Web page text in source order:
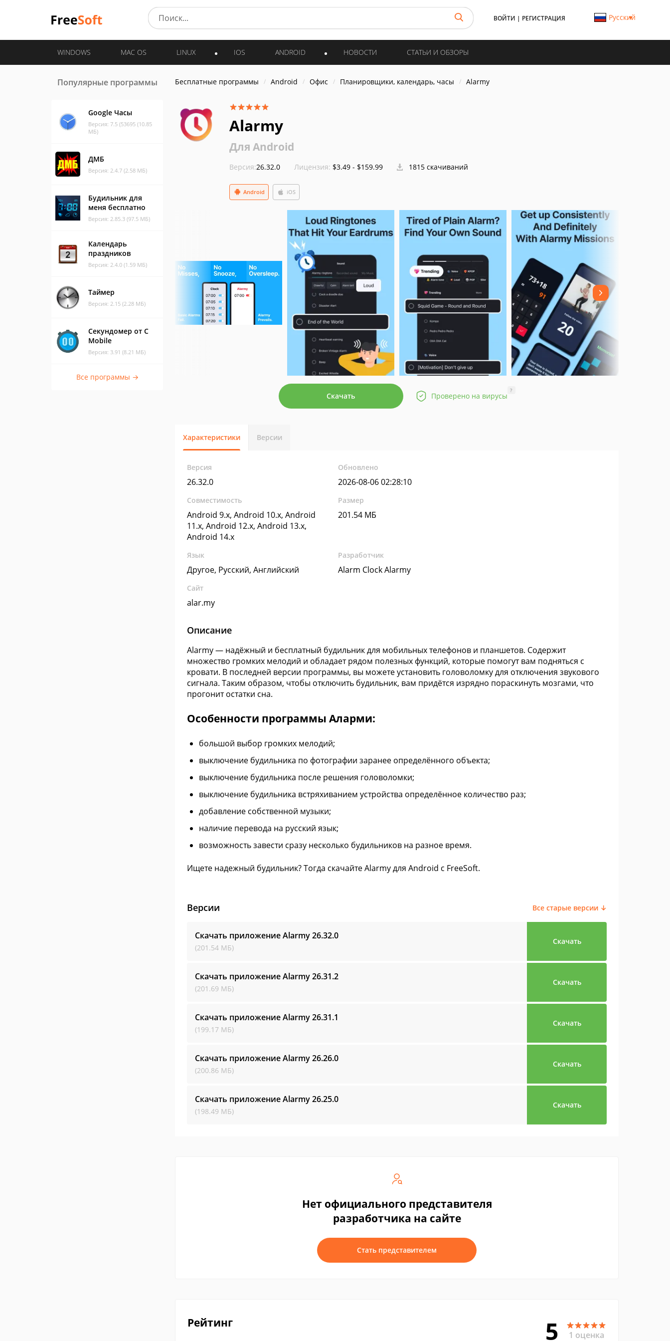
ВОЙТИ | РЕГИСТРАЦИЯ Русский
WINDOWS MAC OS LINUX IOS ANDROID НОВОСТИ СТАТЬИ И ОБЗОРЫ
Популярные программы
Google Часы
Версия: 7.5 (53695 (10.85
МБ)
ДМБ
Версия: 2.4.7 (2.58 МБ)
Будильник для
меня бесплатно
Версия: 2.85.3 (97.5 МБ)
Календарь
праздников
Версия: 2.4.0 (1.59 МБ)
Таймер
Версия: 2.15 (2.28 МБ)
Секундомер от C
Mobile
Версия: 3.91 (8.21 МБ)
Все программы →
Бесплатные программы Android Офис Планировщики, календарь, часы Alarmy
Alarmy
Для Android
Версия:26.32.0 Лицензия: $3.49 - $159.99 1815 скачиваний
Android iOS
Скачать Проверено на вирусы
?
Характеристики Версии
Версия
26.32.0
Обновлено
2026-08-06 02:28:10
Совместимость
Android 9.x, Android 10.x, Android
11.x, Android 12.x, Android 13.x,
Android 14.x
Размер
201.54 МБ
Язык
Другое, Русский, Английский
Разработчик
Alarm Clock Alarmy
Сайт
alar.my
Описание
Alarmy — надёжный и бесплатный будильник для мобильных телефонов и планшетов. Содержит
множество громких мелодий и обладает рядом полезных функций, которые помогут вам подняться с
кровати. В последней версии программы, вы можете установить головоломку для отключения звукового
сигнала. Таким образом, чтобы отключить будильник, вам придётся изрядно пораскинуть мозгами, что
прогонит остатки сна.
Особенности программы Аларми:
большой выбор громких мелодий;
выключение будильника по фотографии заранее определённого объекта;
выключение будильника после решения головоломки;
выключение будильника встряхиванием устройства определённое количество раз;
добавление собственной музыки;
наличие перевода на русский язык;
возможность завести сразу несколько будильников на разное время.
Ищете надежный будильник? Тогда скачайте Alarmy для Android с FreeSoft.
Версии Все старые версии ↓
Скачать приложение Alarmy26.32.0
(201.54 МБ)
Скачать
Скачать приложение Alarmy26.31.2
(201.69 МБ)
Скачать
Скачать приложение Alarmy26.31.1
(199.17 МБ)
Скачать
Скачать приложение Alarmy26.26.0
(200.86 МБ)
Скачать
Скачать приложение Alarmy26.25.0
(198.49 МБ)
Скачать
Нет официального представителя
разработчика на сайте
Стать представителем
Рейтинг 5 1 оценка